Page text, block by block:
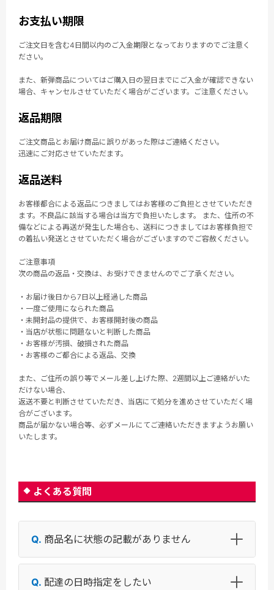
お支払い期限
ご注文日を含む4日間以内のご入金期限となっておりますのでご注意く
ださい。
また、新弾商品についてはご購入日の翌日までにご入金が確認できない
場合、キャンセルさせていただく場合がございます。ご注意ください。
返品期限
ご注文商品とお届け商品に誤りがあった際はご連絡ください。
迅速にご対応させていただます。
返品送料
お客様都合による返品につきましてはお客様のご負担とさせていただき
ます。不良品に該当する場合は当方で負担いたします。 また、住所の不
備などによる再送が発生した場合も、送料につきましてはお客様負担で
の着払い発送とさせていただく場合がございますのでご容赦ください。
ご注意事項
次の商品の返品・交換は、お受けできませんのでご了承ください。
・お届け後日から7日以上経過した商品
・一度ご使用になられた商品
・未開封品の提供で、お客様開封後の商品
・当店が状態に問題ないと判断した商品
・お客様が汚損、破損された商品
・お客様のご都合による返品、交換
また、ご住所の誤り等でメール差し上げた際、2週間以上ご連絡がいた
だけない場合、
返送不要と判断させていただき、当店にて処分を進めさせていただく場
合がございます。
商品が届かない場合等、必ずメールにてご連絡いただきますようお願い
いたします。
よくある質問
商品名に状態の記載がありません
配達の日時指定をしたい